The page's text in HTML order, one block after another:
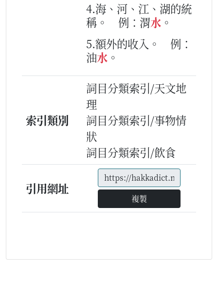
4.海、河、江、湖的統
稱。
例：渭水 。
5.額外的收入。
例：
油水 。
索引類別
詞目分類索引/天文地
理
詞目分類索引/事物情
狀
詞目分類索引/飲食
引用網址
複製